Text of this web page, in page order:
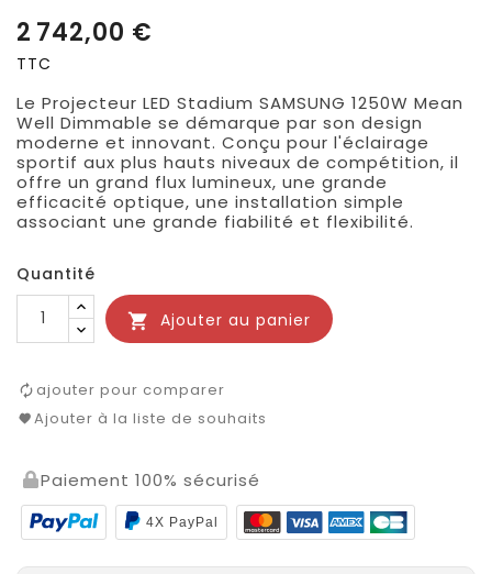
2 742,00 €
TTC
Le Projecteur LED Stadium SAMSUNG 1250W Mean
Well Dimmable se démarque par son design
moderne et innovant. Conçu pour l'éclairage
sportif aux plus hauts niveaux de compétition, il
offre un grand flux lumineux, une grande
efficacité optique, une installation simple
associant une grande fiabilité et flexibilité.
Quantité
 Ajouter au panier
ajouter pour comparer
Ajouter à la liste de souhaits
Paiement 100% sécurisé
4X PayPal